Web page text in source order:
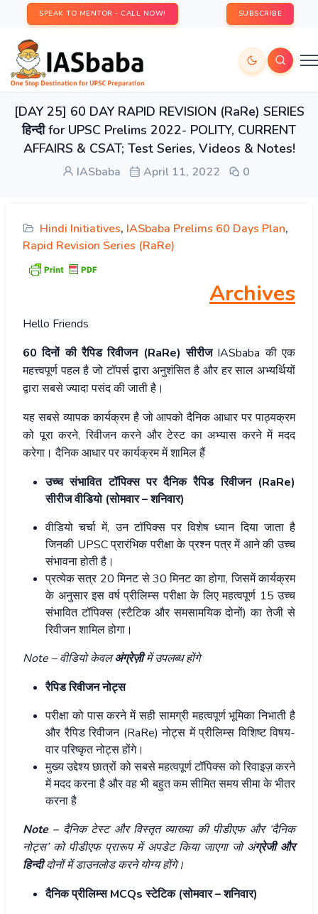
SPEAK TO MENTOR - CALL NOW! SUBSCRIBE
[DAY 25] 60 DAY RAPID REVISION (RaRe) SERIES
हिन्दी for UPSC Prelims 2022- POLITY, CURRENT
AFFAIRS & CSAT; Test Series, Videos & Notes!
IASbaba April 11, 2022 0
Hindi Initiatives, IASbaba Prelims 60 Days Plan,
Rapid Revision Series (RaRe)
Archives
Hello Friends
60 दिनों की रैपिड रिवीजन (RaRe) सीरीज IASbaba की एक
महत्त्वपूर्ण पहल है जो टॉपर्स द्वारा अनुशंसित है और हर साल अभ्यर्थियों
द्वारा सबसे ज्यादा पसंद की जाती है।
यह सबसे व्यापक कार्यक्रम है जो आपको दैनिक आधार पर पाठ्यक्रम
को पूरा करने, रिवीजन करने और टेस्ट का अभ्यास करने में मदद
करेगा। दैनिक आधार पर कार्यक्रम में शामिल हैं
उच्च संभावित टॉपिक्स पर दैनिक रैपिड रिवीजन (RaRe)
सीरीज वीडियो (सोमवार – शनिवार)
वीडियो चर्चा में, उन टॉपिक्स पर विशेष ध्यान दिया जाता है
जिनकी UPSC प्रारंभिक परीक्षा के प्रश्न पत्र में आने की उच्च
संभावना होती है।
प्रत्येक सत्र 20 मिनट से 30 मिनट का होगा, जिसमें कार्यक्रम
के अनुसार इस वर्ष प्रीलिम्स परीक्षा के लिए महत्वपूर्ण 15 उच्च
संभावित टॉपिक्स (स्टैटिक और समसामयिक दोनों) का तेजी से
रिवीजन शामिल होगा।
Note – वीडियो केवलअंग्रेज़ीमें उपलब्ध होंगे
रैपिड रिवीजन नोट्स
परीक्षा को पास करने में सही सामग्री महत्वपूर्ण भूमिका निभाती है
और रैपिड रिवीजन (RaRe) नोट्स में प्रीलिम्स विशिष्ट विषय-
वार परिष्कृत नोट्स होंगे।
मुख्य उद्देश्य छात्रों को सबसे महत्वपूर्ण टॉपिक्स को रिवाइज़ करने
में मदद करना है और वह भी बहुत कम सीमित समय सीमा के भीतर
करना है
Note –दैनिक टेस्ट और विस्तृत व्याख्या की पीडीएफ और ‘दैनिक
नोट्स’ को पीडीएफ प्रारूप में अपडेट किया जाएगा जो अंग्रेजी और
हिन्दीदोनों में डाउनलोड करने योग्य होंगे।
दैनिक प्रीलिम्स MCQs स्टेटिक (सोमवार – शनिवार)